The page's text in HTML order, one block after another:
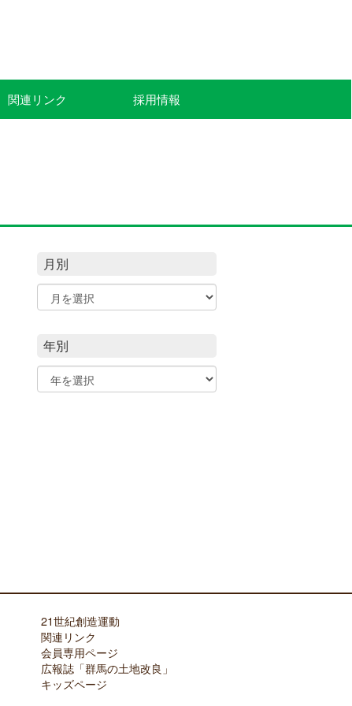
関連リンク 採用情報
月別
年別
21世紀創造運動
関連リンク
会員専用ページ
広報誌「群馬の土地改良」
キッズページ